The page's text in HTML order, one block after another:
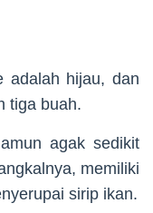
adalah hijau, dan
tiga buah.
agak sedikit
memiliki
sirip ikan.